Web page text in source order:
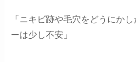
「ニキビ跡や毛穴をどうにか
ーは少し不安」